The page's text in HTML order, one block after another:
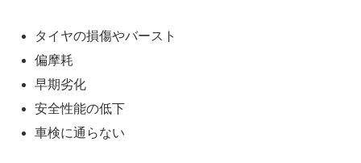
タイヤの損傷やバースト
偏摩耗
早期劣化
安全性能の低下
車検に通らない